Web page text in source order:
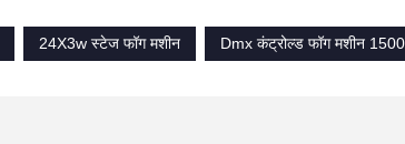
24X3w स्टेज फॉग मशीन Dmx कंट्रोल्ड फॉग मशीन